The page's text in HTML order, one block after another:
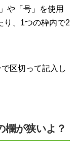
や「号」を使用
り、1つの枠内で2
区切って記入し
欄が狭いよ？